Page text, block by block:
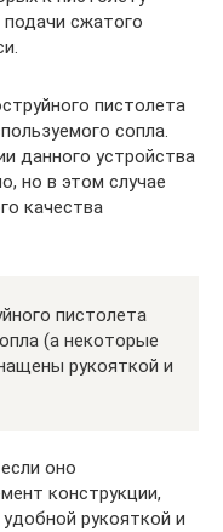
сжатого
пистолета
сопла.
данного устройства
но в этом случае
качества
пистолета
(а некоторые
рукояткой и
оно
конструкции,
рукояткой и